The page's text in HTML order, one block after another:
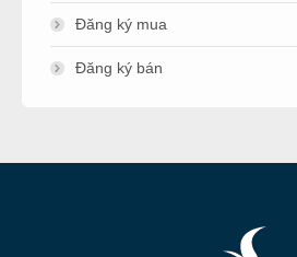
Đăng ký mua
Đăng ký bán